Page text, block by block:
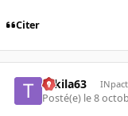
Citer
Tekila63
Posté(e) le 8